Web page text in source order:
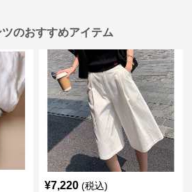
のおすすめアイテム
¥7,220 (税込)